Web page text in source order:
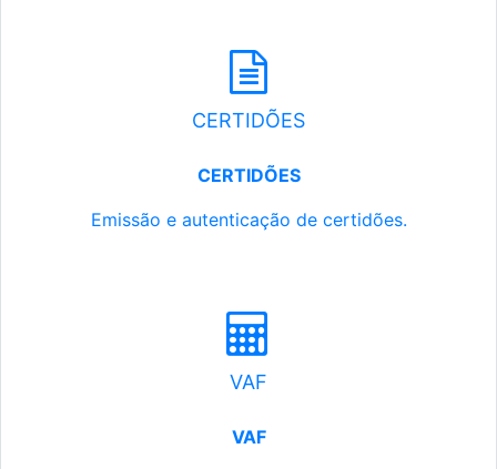
CERTIDÕES
CERTIDÕES
Emissão e autenticação de certidões.
VAF
VAF